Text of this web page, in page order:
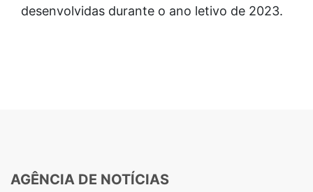
desenvolvidas durante o ano letivo de 2023.
AGÊNCIA DE NOTÍCIAS